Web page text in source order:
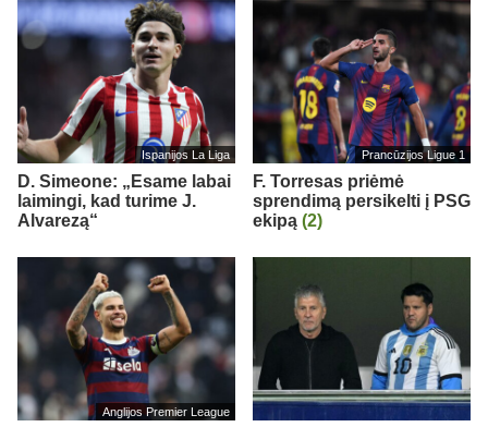
Ispanijos La Liga
D. Simeone: „Esame labai
laimingi, kad turime J.
Alvarezą“
Prancūzijos Ligue 1
F. Torresas priėmė
sprendimą persikelti į PSG
ekipą (2)
Anglijos Premier League